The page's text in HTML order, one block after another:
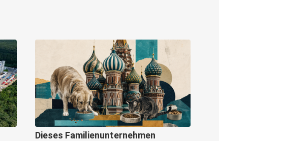
Dieses Familienunternehmen